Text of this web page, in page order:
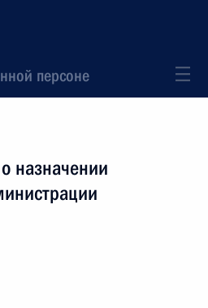
персоне
назначении